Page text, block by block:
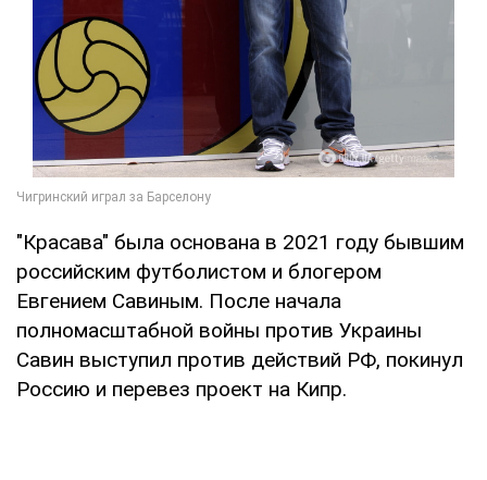
"Красава" была основана в 2021 году бывшим
российским футболистом и блогером
Евгением Савиным. После начала
полномасштабной войны против Украины
Савин выступил против действий РФ, покинул
Россию и перевез проект на Кипр.